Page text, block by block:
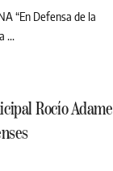
“En Defensa de la
...
Rocío Adame